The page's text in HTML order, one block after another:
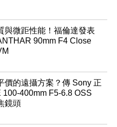
與微距性能！福倫達發表
90mm F4 Close
價的遠攝方案？傳 Sony 正
100-400mm F5-6.8 OSS
鏡頭